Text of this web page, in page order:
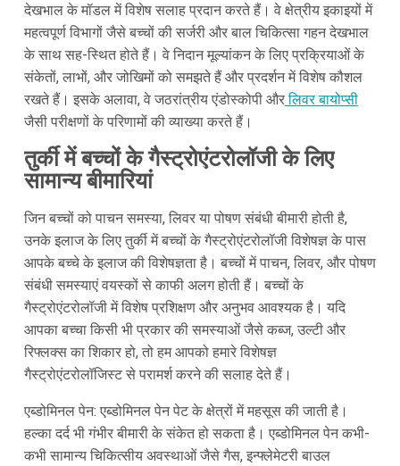
देखभाल के मॉडल में विशेष सलाह प्रदान करते हैं। वे क्षेत्रीय इकाइयों में
महत्वपूर्ण विभागों जैसे बच्चों की सर्जरी और बाल चिकित्सा गहन देखभाल
के साथ सह-स्थित होते हैं। वे निदान मूल्यांकन के लिए प्रक्रियाओं के
संकेतों, लाभों, और जोखिमों को समझते हैं और प्रदर्शन में विशेष कौशल
रखते हैं। इसके अलावा, वे जठरांत्रीय एंडोस्कोपी औरलिवर बायोप्सी
जैसी परीक्षणों के परिणामों की व्याख्या करते हैं।
तुर्की में बच्चों के गैस्ट्रोएंटरोलॉजी के लिए
सामान्य बीमारियां
जिन बच्चों को पाचन समस्या, लिवर या पोषण संबंधी बीमारी होती है,
उनके इलाज के लिए तुर्की में बच्चों के गैस्ट्रोएंटरोलॉजी विशेषज्ञ के पास
आपके बच्चे के इलाज की विशेषज्ञता है। बच्चों में पाचन, लिवर, और पोषण
संबंधी समस्याएं वयस्कों से काफी अलग होती हैं। बच्चों के
गैस्ट्रोएंटरोलॉजी में विशेष प्रशिक्षण और अनुभव आवश्यक है। यदि
आपका बच्चा किसी भी प्रकार की समस्याओं जैसे कब्ज, उल्टी और
रिफ्लक्स का शिकार हो, तो हम आपको हमारे विशेषज्ञ
गैस्ट्रोएंटरोलॉजिस्ट से परामर्श करने की सलाह देते हैं।
एब्डोमिनल पेन: एब्डोमिनल पेन पेट के क्षेत्रों में महसूस की जाती है।
हल्का दर्द भी गंभीर बीमारी के संकेत हो सकता है। एब्डोमिनल पेन कभी-
कभी सामान्य चिकित्सीय अवस्थाओं जैसे गैस, इन्फ्लेमेटरी बाउल